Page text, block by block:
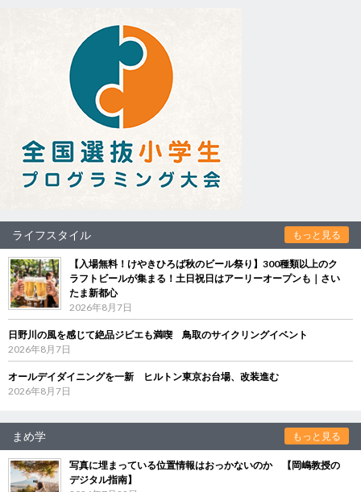
ライフスタイル もっと見る
【入場無料！けやきひろば秋のビール祭り】300種類以上のク
ラフトビールが集まる！土日祝日はアーリーオープンも｜さい
たま新都心
2026年8月7日
日野川の風を感じて絶品ジビエも満喫 鳥取のサイクリングイベント
2026年8月7日
オールデイダイニングを一新 ヒルトン東京お台場、改装進む
2026年8月7日
まめ学 もっと見る
写真に埋まっている位置情報はおっかないのか 【岡嶋教授の
デジタル指南】